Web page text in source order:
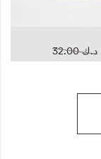
د.ك‏ 32.00